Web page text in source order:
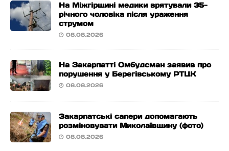
На Міжгірщині медики врятували 35-
річного чоловіка після ураження
струмом
08.08.2026
На Закарпатті Омбудсман заявив про
порушення у Берегівському РТЦК
08.08.2026
Закарпатські сапери допомагають
розміновувати Миколаївщину (фото)
08.08.2026